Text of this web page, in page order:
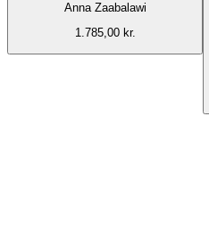
Anna Zaabalawi
1.785,00 kr.